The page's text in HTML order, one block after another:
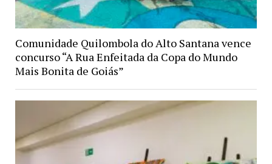
Comunidade Quilombola do Alto Santana vence
concurso “A Rua Enfeitada da Copa do Mundo
Mais Bonita de Goiás”